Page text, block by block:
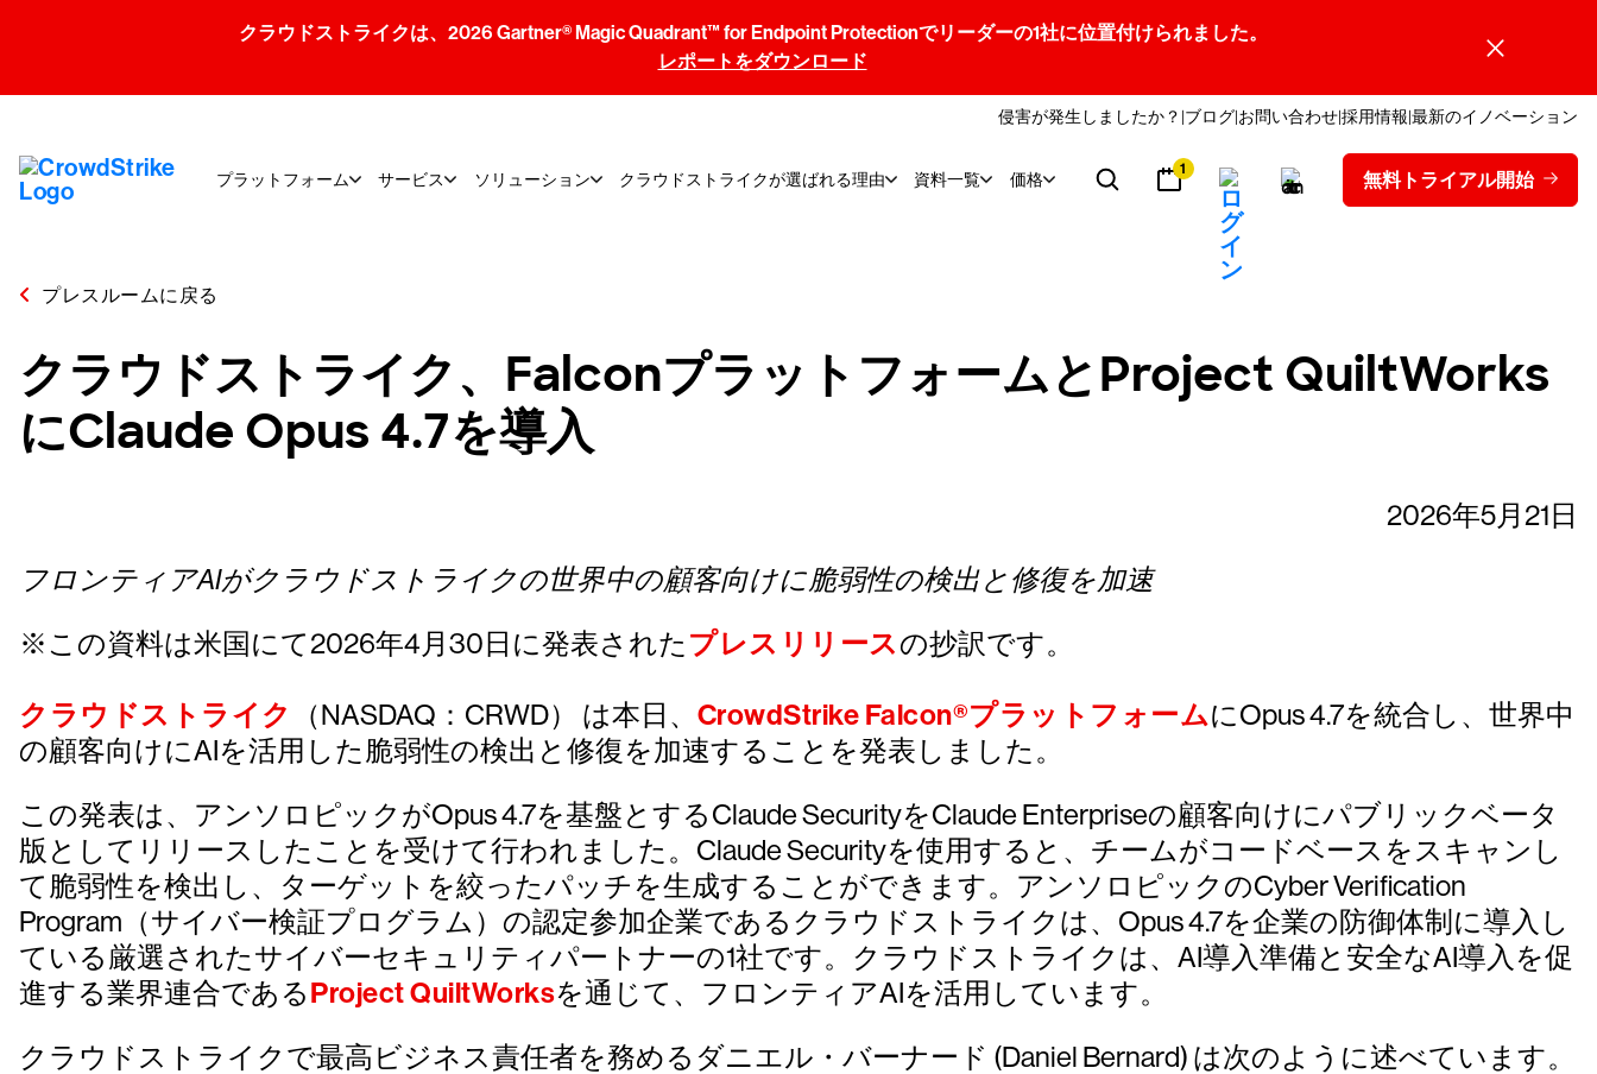
クラウドストライクは、2026 Gartner® Magic Quadrant™ for Endpoint Protectionでリーダーの1社に位置付けられました。
レポートをダウンロード
侵害が発生しましたか？ ブログ お問い合わせ採用情報 最新のイノベーション
プラットフォーム サービス ソリューション クラウドストライクが選ばれる理由 資料一覧 価格 1 無料トライアル開始
プレスルームに戻る
クラウドストライク、FalconプラットフォームとProject QuiltWorks
にClaude Opus 4.7を導入
2026年5月21日
フロンティアAIがクラウドストライクの世界中の顧客向けに脆弱性の検出と修復を加速
※この資料は米国にて2026年4月30日に発表された プレスリリースの抄訳です。
クラウドストライク （NASDAQ：CRWD） は本日、 CrowdStrike Falcon®プラットフォームにOpus 4.7を統合し、世界中
の顧客向けにAIを活用した脆弱性の検出と修復を加速することを発表しました。
この発表は、アンソロピックがOpus 4.7を基盤とするClaude SecurityをClaude Enterpriseの顧客向けにパブリックベータ
版としてリリースしたことを受けて行われました。Claude Securityを使用すると、チームがコードベースをスキャンし
て脆弱性を検出し、ターゲットを絞ったパッチを生成することができます。アンソロピックのCyber Verification
Program（サイバー検証プログラム）の認定参加企業であるクラウドストライクは、Opus 4.7を企業の防御体制に導入し
ている厳選されたサイバーセキュリティパートナーの1社です。クラウドストライクは、AI導入準備と安全なAI導入を促
進する業界連合であるProject QuiltWorksを通じて、フロンティアAIを活用しています。
クラウドストライクで最高ビジネス責任者を務めるダニエル・バーナード (Daniel Bernard) は次のように述べています。